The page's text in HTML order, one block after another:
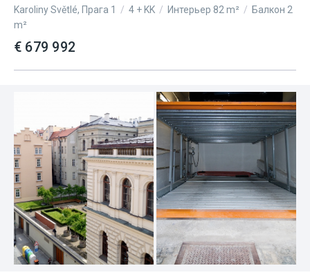
Karoliny Světlé, Прага 1 / 4 + KK / Интерьер 82 m² / Балкон 2
m²
€ 679 992